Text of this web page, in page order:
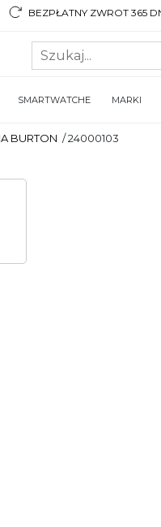
BEZPŁATNY ZWROT 365
SMARTWATCHE MARKI
BURTON /24000103